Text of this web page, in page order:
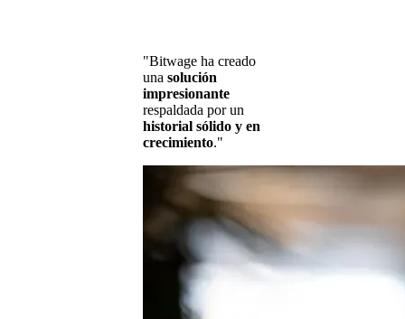
"Bitwage ha creado
una solución
impresionante
respaldada por un
historial sólido y en
crecimiento."